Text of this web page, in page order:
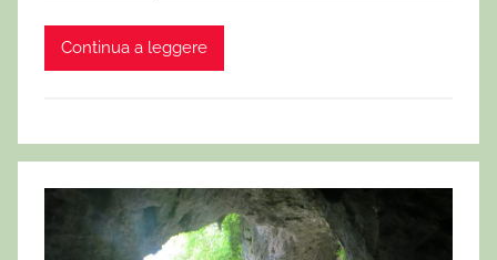
Continua a leggere